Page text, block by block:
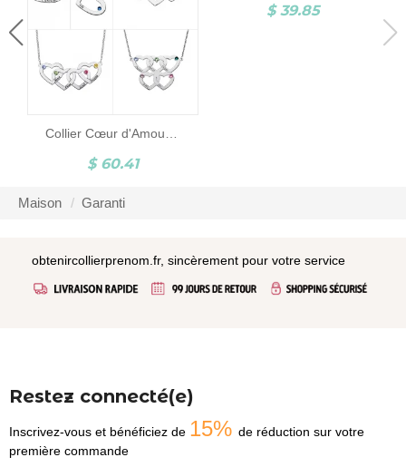
$ 60.41
$ 39.85
Maison Garanti
obtenircollierprenom.fr, sincèrement pour votre service
Restez connecté(e)
Inscrivez-vous et bénéficiez de 15% de réduction sur votre
première commande